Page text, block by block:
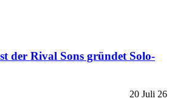
der Rival Sons gründet Solo-
20 Juli 26